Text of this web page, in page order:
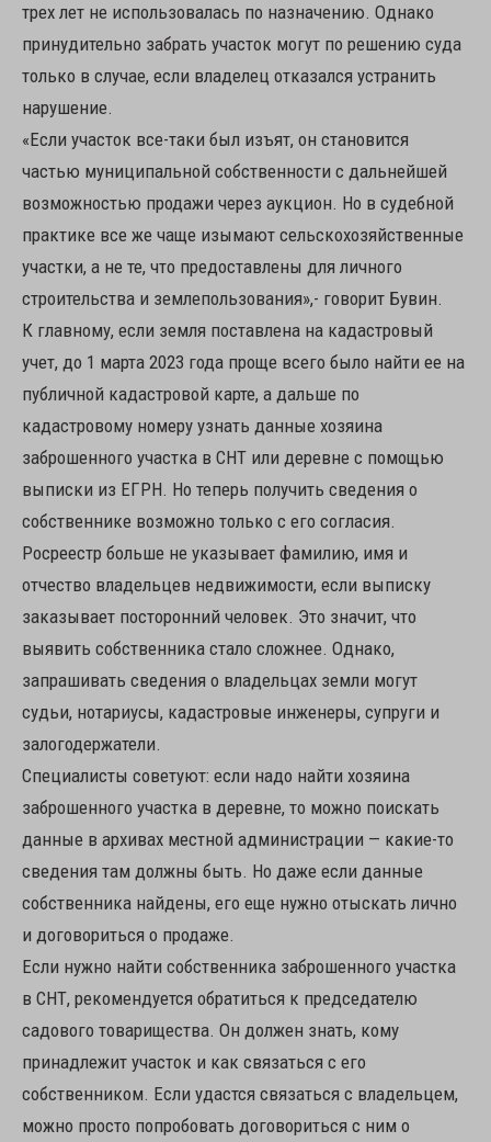
трех лет не использовалась по назначению. Однако
принудительно забрать участок могут по решению суда
только в случае, если владелец отказался устранить
нарушение.
«Если участок все-таки был изъят, он становится
частью муниципальной собственности с дальнейшей
возможностью продажи через аукцион. Но в судебной
практике все же чаще изымают сельскохозяйственные
участки, а не те, что предоставлены для личного
строительства и землепользования»,- говорит Бувин.
К главному, если земля поставлена на кадастровый
учет, до 1 марта 2023 года проще всего было найти ее на
публичной кадастровой карте, а дальше по
кадастровому номеру узнать данные хозяина
заброшенного участка в СНТ или деревне с помощью
выписки из ЕГРН. Но теперь получить сведения о
собственнике возможно только с его согласия.
Росреестр больше не указывает фамилию, имя и
отчество владельцев недвижимости, если выписку
заказывает посторонний человек. Это значит, что
выявить собственника стало сложнее. Однако,
запрашивать сведения о владельцах земли могут
судьи, нотариусы, кадастровые инженеры, супруги и
залогодержатели.
Специалисты советуют: если надо найти хозяина
заброшенного участка в деревне, то можно поискать
данные в архивах местной администрации — какие-то
сведения там должны быть. Но даже если данные
собственника найдены, его еще нужно отыскать лично
и договориться о продаже.
Если нужно найти собственника заброшенного участка
в СНТ, рекомендуется обратиться к председателю
садового товарищества. Он должен знать, кому
принадлежит участок и как связаться с его
собственником. Если удастся связаться с владельцем,
можно просто попробовать договориться с ним о